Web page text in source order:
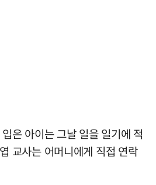
은 아이는 그날 일을 일기에 적
교사는 어머니에게 직접 연락